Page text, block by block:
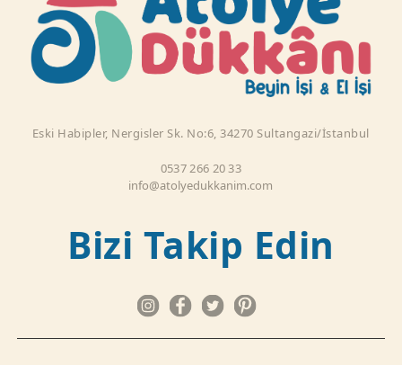
Eski Habipler, Nergisler Sk. No:6, 34270 Sultangazi/İstanbul
0537 266 20 33
info@atolyedukkanim.com
Bizi Takip Edin